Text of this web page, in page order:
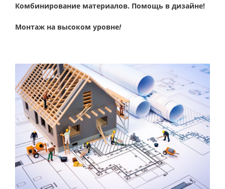
Комбинирование материалов. Помощь в дизайне!
Монтаж на высоком уровне!